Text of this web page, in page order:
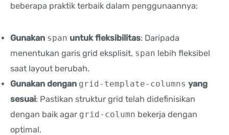
beberapa praktik terbaik dalam penggunaannya:
Gunakan span untuk fleksibilitas: Daripada
menentukan garis grid eksplisit, span lebih fleksibel
saat layout berubah.
Gunakan dengan grid-template-columns yang
sesuai: Pastikan struktur grid telah didefinisikan
dengan baik agar grid-column bekerja dengan
optimal.